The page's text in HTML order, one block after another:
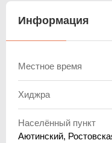
Информация
Местное время
Хиджра
Населённый пункт
Аютинский,